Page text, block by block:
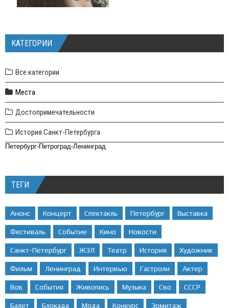
КАТЕГОРИИ
Все категории
Места
Достопримечательности
История Санкт-Петербурга
Петербург-Петроград-Ленинград
ТЕГИ
Анонс Концерт Спектакль Петербург Выставка
Фестиваль Событие Кино Новости
Санкт-Петербург ЖЗЛ Театр История Художник
Фильм Ленинград Интервью Гастроли Актер
Вов События Живопись Музыка Сво СССР
Балет Блокада Мода Конкурс Эрмитаж